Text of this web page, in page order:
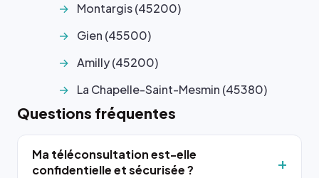
Montargis (45200)
Gien (45500)
Amilly (45200)
La Chapelle-Saint-Mesmin (45380)
Questions fréquentes
Ma téléconsultation est-elle
confidentielle et sécurisée ?